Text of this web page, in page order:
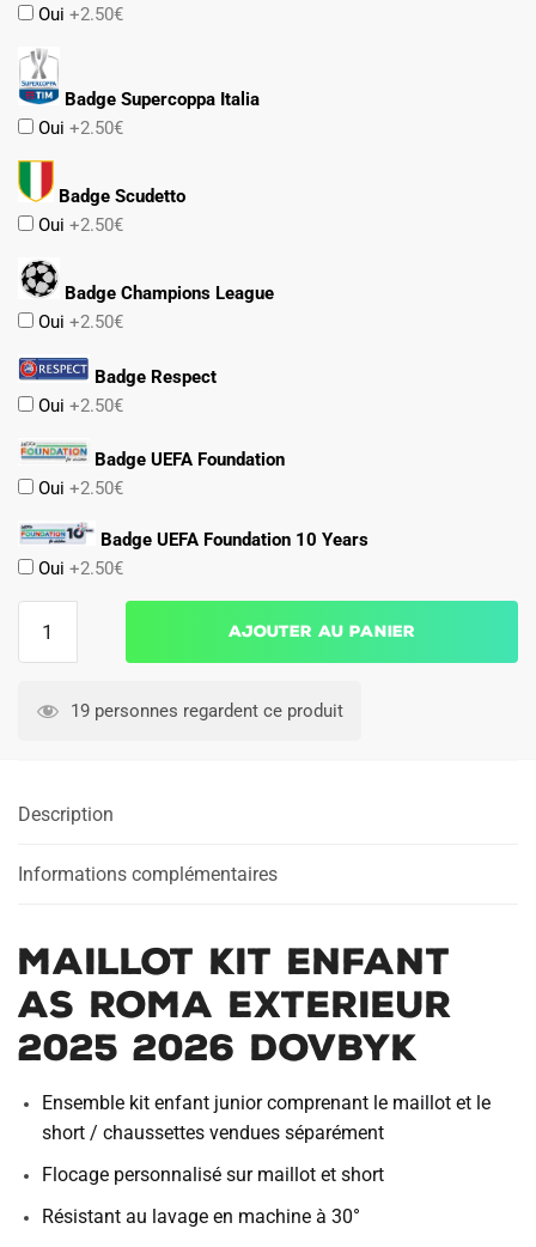
Oui +2.50€
Badge Supercoppa Italia
Oui +2.50€
Badge Scudetto
Oui +2.50€
Badge Champions League
Oui +2.50€
Badge Respect
Oui +2.50€
Badge UEFA Foundation
Oui +2.50€
Badge UEFA Foundation 10 Years
Oui +2.50€
Exterieur
2026
Ajouter au panier
19 personnes regardent ce produit
Description
Informations complémentaires
Maillot Kit Enfant
AS Roma Exterieur
2025 2026 Dovbyk
Ensemble kit enfant junior comprenant le maillot et le
short / chaussettes vendues séparément
Flocage personnalisé sur maillot et short
Résistant au lavage en machine à 30°